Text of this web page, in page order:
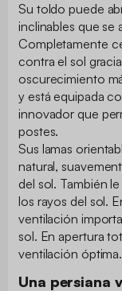
Su toldo puede
inclinables que se
Completamente
contra el sol
oscurecimiento
y está equipada
innovador que
postes.
Sus lamas
natural,
del sol. También
los rayos del sol.
ventilación
sol. En apertura
ventilación óptima.
Una persiana